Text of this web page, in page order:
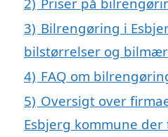
3) Bilrengøring i
bilstørrelser og
4) FAQ om
5) Oversigt over
Esbjerg kommune